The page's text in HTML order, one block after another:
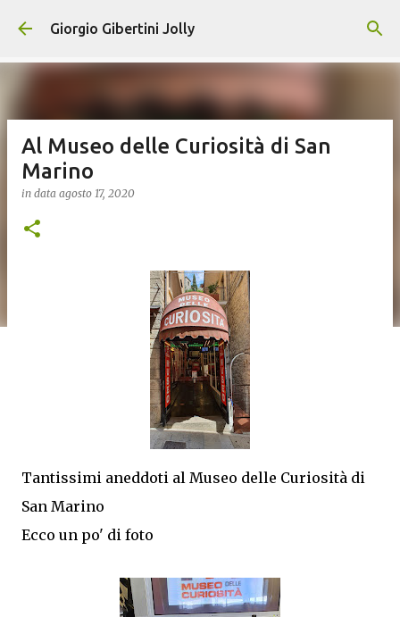
Passa ai contenuti principali
Giorgio Gibertini Jolly
Al Museo delle Curiosità di San
Marino
in data agosto 17, 2020
Tantissimi aneddoti al Museo delle Curiosità di
San Marino
Ecco un po' di foto